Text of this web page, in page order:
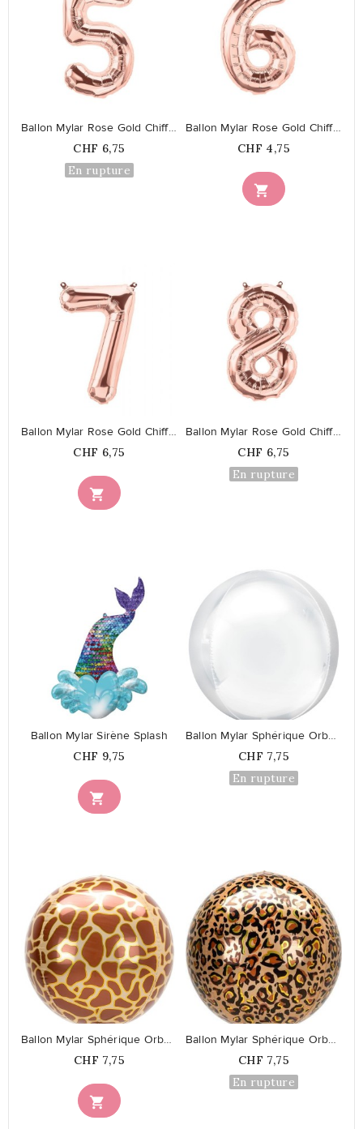
Ballon Mylar Rose Gold Chiffre 5
Prix
CHF 6,75
En rupture

Ballon Mylar Rose Gold Chiffre 6
Prix
CHF 4,75

Ballon Mylar Rose Gold Chiffre 7
Prix
CHF 6,75
Ballon Mylar Rose Gold Chiffre 8
Prix
CHF 6,75
En rupture

Ballon Mylar Sirène Splash
Prix
CHF 9,75
favorite_border
Ballon Mylar Sphérique Orbz Blanc
Prix
CHF 7,75
En rupture
favorite_border

Ballon Mylar Sphérique Orbz Girafe
Prix
CHF 7,75
favorite_border
Ballon Mylar Sphérique Orbz Léopard
Prix
CHF 7,75
En rupture